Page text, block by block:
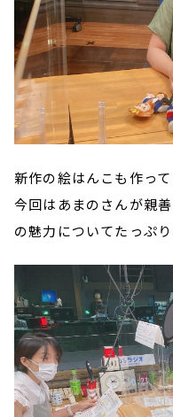
新作の絵はんこも作っ
今回はあまのさんが親善
の魅力についてたっぷり